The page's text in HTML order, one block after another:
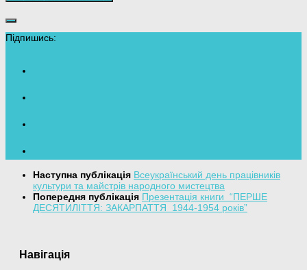
Підпишись:
Наступна публікація Всеукраїнський день працівників
культури та майстрів народного мистецтва
Попередня публікація Презентація книги “ПЕРШЕ
ДЕСЯТИЛІТТЯ: ЗАКАРПАТТЯ 1944-1954 років”
Навігація